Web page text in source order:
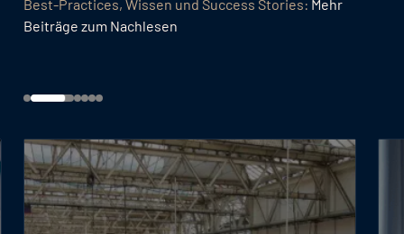
Best-Practices, Wissen und Success Stories: Mehr
Beiträge zum Nachlesen